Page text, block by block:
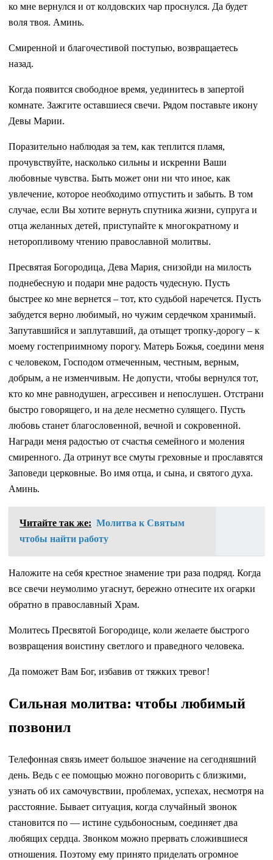
ко мне вернулся и от колдовских чар проснулся. Да будет
воля твоя. Аминь.
Смиренной и благочестивой поступью, возвращаетесь
назад.
Когда появится свободное время, уединитесь в запертой
комнате. Зажгите оставшиеся свечи. Рядом поставьте икону
Девы Марии.
Поразительно наблюдая за тем, как теплится пламя,
прочувствуйте, насколько сильны и искренни Ваши
любовные чувства. Быть может они ни что иное, как
увлечение, которое необходимо отпустить и забыть. В том
случае, если Вы хотите вернуть спутника жизни, супруга и
отца желанных детей, приступайте к многократному и
неторопливому чтению православной молитвы.
Пресвятая Богородица, Дева Мария, снизойди на милость
поднебесную и подари мне радость чудесную. Пусть
быстрее ко мне вернется – тот, кто судьбой наречется. Пусть
забудется верно любимый, но чужим сердечком хранимый.
Запутавшийся и заплутавший, да отыщет тропку-дорогу – к
моему гостеприимному порогу. Матерь Божья, соедини меня
с человеком, Господом отмеченным, честным, верным,
добрым, а не изменчивым. Не допусти, чтобы вернулся тот,
кто ко мне равнодушен, агрессивен и непослушен. Отстрани
быстро говорящего, и на деле несметно сулящего. Пусть
любовь станет благословенной, вечной и сокровенной.
Награди меня радостью от счастья семейного и моления
смиренного. Да отринут все смуты греховные и прославятся
Заповеди церковные. Во имя отца, и сына, и святого духа.
Аминь.
Читайте так же: Молитва к Святым
чтобы найти работу
Наложите на себя крестное знамение три раза подряд. Когда
все свечи неумолимо угаснут, бережно отнесите их огарки
обратно в православный Храм.
Молитесь Пресвятой Богородице, коли желаете быстрого
возвращения воистину светлого и праведного человека.
Да поможет Вам Бог, избавив от тяжких тревог!
Сильная молитва: чтобы любимый
позвонил
Телефонная связь имеет большое значение на сегодняшний
день. Ведь с ее помощью можно поговорить с близкими,
узнать об их самочувствии, проблемах, успехах, несмотря на
расстояние. Бывает ситуация, когда случайный звонок
становится по — истине судьбоносным, соединяет два
любящих сердца. Звонком можно прервать сложившиеся
отношения. Поэтому ему принято приделать огромное